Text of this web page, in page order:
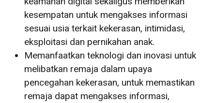
kesempatan untuk mengakses informasi
sesuai usia terkait kekerasan, intimidasi,
eksploitasi dan pernikahan anak.
Memanfaatkan teknologi dan inovasi untuk
melibatkan remaja dalam upaya
pencegahan kekerasan, untuk memastikan
remaja dapat mengakses informasi,